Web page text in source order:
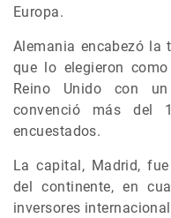
Europa.
Alemania encabezó la
que lo elegieron
Reino Unido con
convenció más del
encuestados.
La capital, Madrid,
del continente, en
inversores